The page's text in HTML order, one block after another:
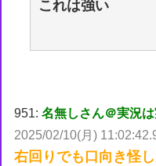
これは強い
951:名無しさん＠実況
2025/02/10(月)
右回りでも口向き怪